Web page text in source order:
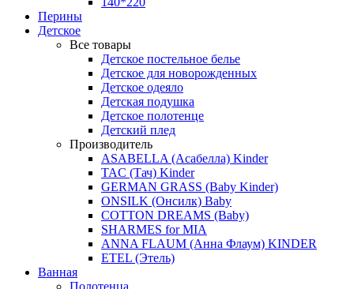
Перины
Детское
Все товары
Детское постельное белье
Детское для новорожденных
Детское одеяло
Детская подушка
Детское полотенце
Детский плед
Производитель
ASABELLA (Асабелла) Kinder
TAC (Тач) Kinder
GERMAN GRASS (Baby Kinder)
ONSILK (Онсилк) Baby
COTTON DREAMS (Baby)
SHARMES for MIA
ANNA FLAUM (Анна Флаум) KINDER
ETEL (Этель)
Ванная
Полотенца